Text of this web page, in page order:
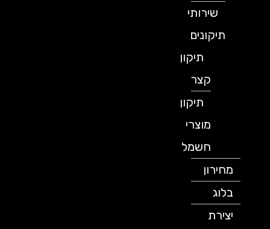
שירותי
תיקונים
תיקון
תיקון
מוצרי
חשמל
מחירון
יצירת